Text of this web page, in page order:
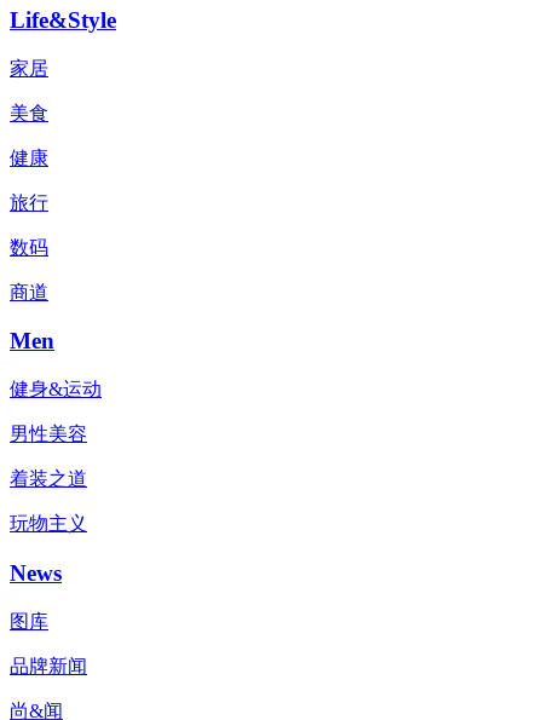
Life&Style
家居
美食
健康
旅行
数码
商道
Men
健身&运动
男性美容
着装之道
玩物主义
News
图库
品牌新闻
尚&闻